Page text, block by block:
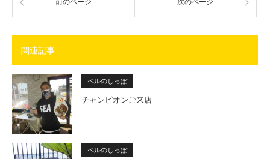
前のページ 次のページ
関連記事
ベルのしっぽ
チャンピオンご来店
ベルのしっぽ